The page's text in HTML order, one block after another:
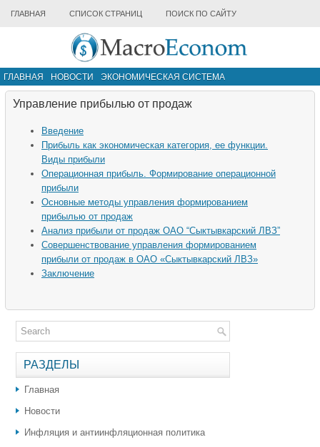
ГЛАВНАЯ СПИСОК СТРАНИЦ ПОИСК ПО САЙТУ
ГЛАВНАЯ НОВОСТИ
ЭКОНОМИЧЕСКАЯ СИСТЕМА
ИНФРАСТРУКТУРА РЫНКА
Управление прибылью от продаж
Введение
Прибыль как экономическая категория, ее функции.
Виды прибыли
Операционная прибыль. Формирование операционной
прибыли
Основные методы управления формированием
прибылью от продаж
Анализ прибыли от продаж ОАО “Сыктывкарский ЛВЗ”
Совершенствование управления формированием
прибыли от продаж в ОАО «Сыктывкарский ЛВЗ»
Заключение
РАЗДЕЛЫ
Главная
Новости
Инфляция и антиинфляционная политика